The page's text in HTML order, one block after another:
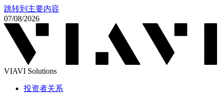
跳转到主要内容
07/08/2026
VIAVI Solutions
投资者关系